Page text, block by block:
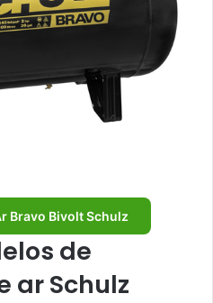
Bravo Bivolt Schulz
de
ar Schulz